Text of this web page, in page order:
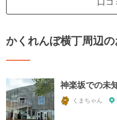
かくれんぼ横丁周辺
神楽坂での未
くまちゃん